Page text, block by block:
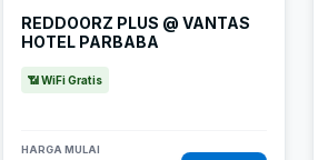
REDDOORZ PLUS @ VANTAS
HOTEL PARBABA
📶 WiFi Gratis
HARGA MULAI